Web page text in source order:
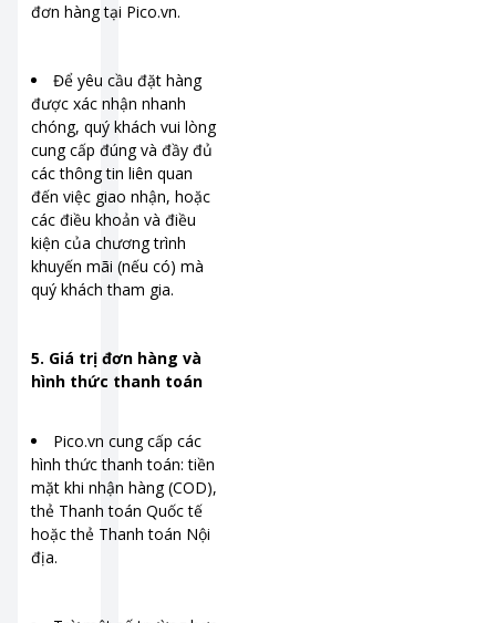
đơn hàng tại Pico.vn.
Để yêu cầu đặt hàng
được xác nhận nhanh
chóng, quý khách vui lòng
cung cấp đúng và đầy đủ
các thông tin liên quan
đến việc giao nhận, hoặc
các điều khoản và điều
kiện của chương trình
khuyến mãi (nếu có) mà
quý khách tham gia.
5. Giá trị đơn hàng và
hình thức thanh toán
Pico.vn cung cấp các
hình thức thanh toán: tiền
mặt khi nhận hàng (COD),
thẻ Thanh toán Quốc tế
hoặc thẻ Thanh toán Nội
địa.